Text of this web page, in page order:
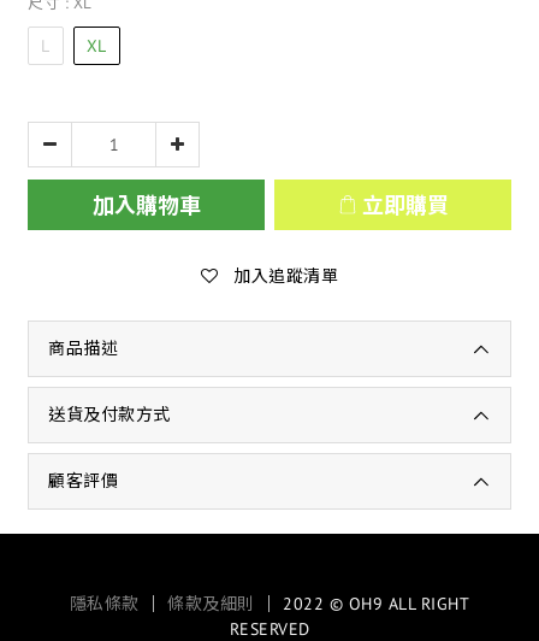
L XL
加入購物車 立即購買
加入追蹤清單
商品描述
送貨及付款方式
顧客評價
隱私條款 ｜條款及細則
｜ 2022 © OH9 ALL RIGHT
RESERVED